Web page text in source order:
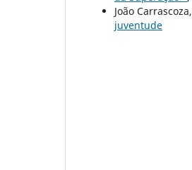
João Carrascoza,
juventude